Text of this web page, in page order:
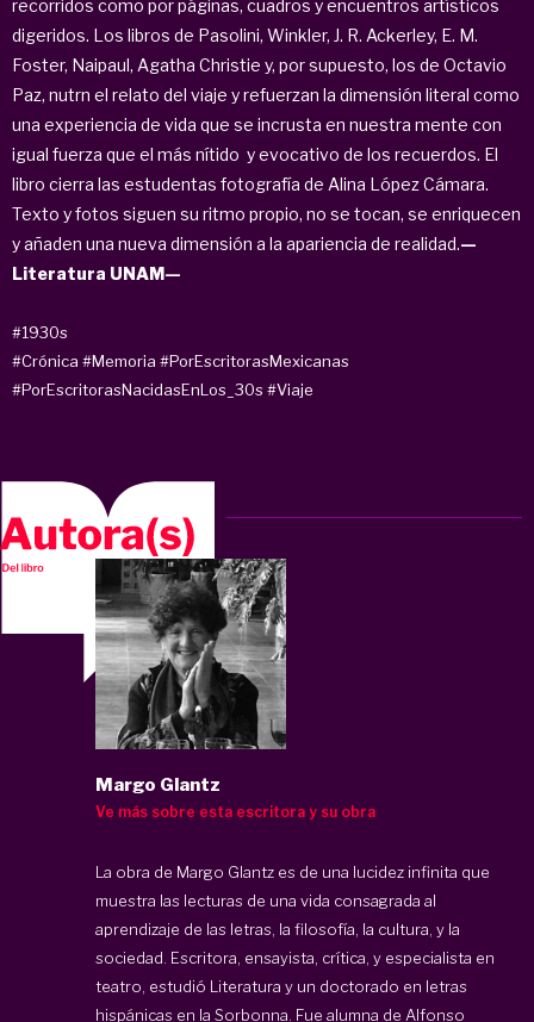
recorridos como por páginas, cuadros y encuentros artísticos
digeridos. Los libros de Pasolini, Winkler, J. R. Ackerley, E. M.
Foster, Naipaul, Agatha Christie y, por supuesto, los de Octavio
Paz, nutrn el relato del viaje y refuerzan la dimensión literal como
una experiencia de vida que se incrusta en nuestra mente con
igual fuerza que el más nítido y evocativo de los recuerdos. El
libro cierra las estudentas fotografía de Alina López Cámara.
Texto y fotos siguen su ritmo propio, no se tocan, se enriquecen
y añaden una nueva dimensión a la apariencia de realidad.—
Literatura UNAM—
#1930s
#Crónica #Memoria #PorEscritorasMexicanas
#PorEscritorasNacidasEnLos_30s #Viaje
Margo Glantz
Ve más sobre esta escritora y su obra
La obra de Margo Glantz es de una lucidez infinita que
muestra las lecturas de una vida consagrada al
aprendizaje de las letras, la filosofía, la cultura, y la
sociedad. Escritora, ensayista, crítica, y especialista en
teatro, estudió Literatura y un doctorado en letras
hispánicas en la Sorbonna. Fue alumna de Alfonso